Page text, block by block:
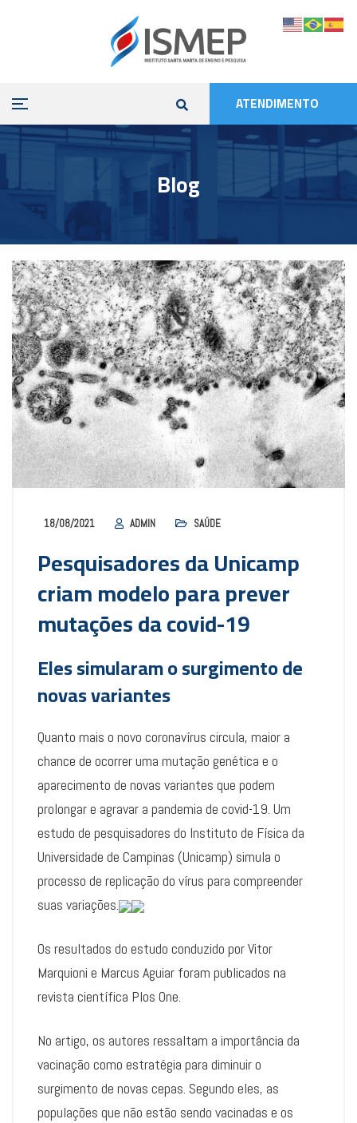
ATENDIMENTO
Blog
18/08/2021 ADMIN SAÚDE
Pesquisadores da Unicamp
criam modelo para prever
mutações da covid-19
Eles simularam o surgimento de
novas variantes
Quanto mais o novo coronavírus circula, maior a
chance de ocorrer uma mutação genética e o
aparecimento de novas variantes que podem
prolongar e agravar a pandemia de covid-19. Um
estudo de pesquisadores do Instituto de Física da
Universidade de Campinas (Unicamp) simula o
processo de replicação do vírus para compreender
suas variações.
Os resultados do estudo conduzido por Vitor
Marquioni e Marcus Aguiar foram publicados na
revista científica Plos One.
No artigo, os autores ressaltam a importância da
vacinação como estratégia para diminuir o
surgimento de novas cepas. Segundo eles, as
populações que não estão sendo vacinadas e os